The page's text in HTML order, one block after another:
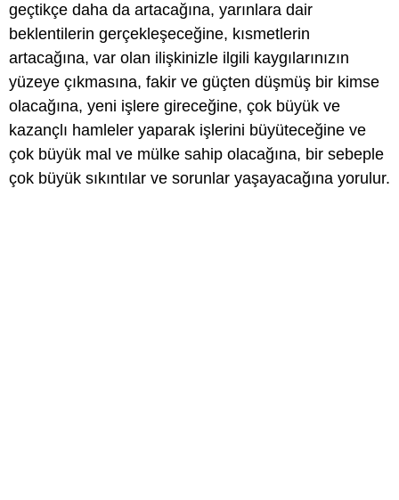
geçtikçe daha da artacağına, yarınlara dair
beklentilerin gerçekleşeceğine, kısmetlerin
artacağına, var olan ilişkinizle ilgili kaygılarınızın
yüzeye çıkmasına, fakir ve güçten düşmüş bir kimse
olacağına, yeni işlere gireceğine, çok büyük ve
kazançlı hamleler yaparak işlerini büyüteceğine ve
çok büyük mal ve mülke sahip olacağına, bir sebeple
çok büyük sıkıntılar ve sorunlar yaşayacağına yorulur.